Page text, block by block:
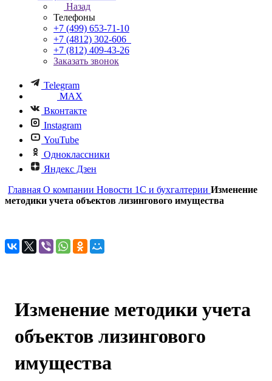
Назад
Телефоны
+7 (499) 653-71-10
+7 (4812) 302-606
+7 (812) 409-43-26
Заказать звонок
Telegram
MAX
Вконтакте
Instagram
YouTube
Одноклассники
Яндекс Дзен
Главная О компании Новости 1С и бухгалтерии Изменение
методики учета объектов лизингового имущества
Изменение методики учета
объектов лизингового
имущества